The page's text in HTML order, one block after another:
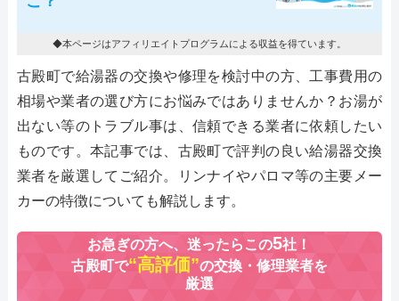
◆本ページはアフィリエイトプログラムによる収益を得ています。
古殿町で給湯器の交換や修理を検討中の方、工事費用の
相場や業者の選び方にお悩みではありませんか？お湯が
出ない等のトラブル事は、信頼できる業者に依頼したい
ものです。本記事では、古殿町で評判の良い給湯器交換
業者を厳選してご紹介。リンナイやパロマ等の主要メー
カーの特徴についても解説します。
お急ぎの方へ、迷ったらこの5社！
古殿町で“高評価”の交換・修理業者を
厳選